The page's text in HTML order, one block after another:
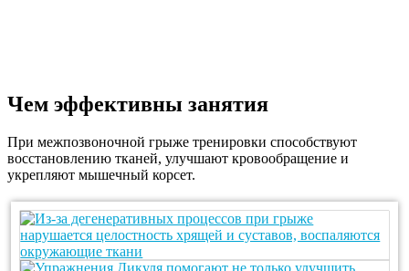
Чем эффективны занятия
При межпозвоночной грыже тренировки способствуют
восстановлению тканей, улучшают кровообращение и
укрепляют мышечный корсет.